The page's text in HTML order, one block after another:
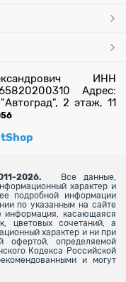
ИНН
Адрес:
2 этаж, 11
2026.
Все данные,
характер и
подробной информации
по указанным на сайте
информация, касающаяся
цветовых сочетаний, а
характер и ни при
офертой, определяемой
Кодекса Российской
и могут